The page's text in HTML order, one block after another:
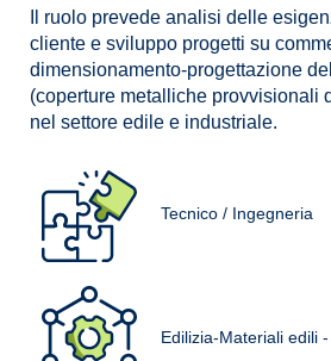
Il ruolo prevede analisi delle
cliente e sviluppo progetti su
dimensionamento-progettazione
(coperture metalliche provvisionali
nel settore edile e industriale.
Tecnico / Ingegneria
Edilizia-Materiali edili